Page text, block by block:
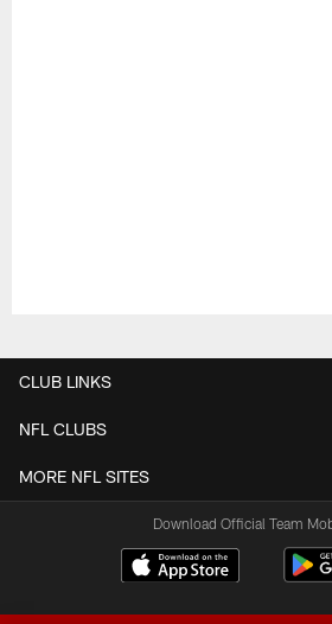
CLUB LINKS
NFL CLUBS
MORE NFL SITES
Download Official Team